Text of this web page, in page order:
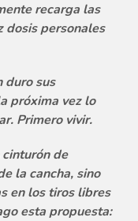
recarga las
dosis personales
duro sus
próxima vez lo
Primero vivir.
de
la cancha, sino
en los tiros libres
esta propuesta: